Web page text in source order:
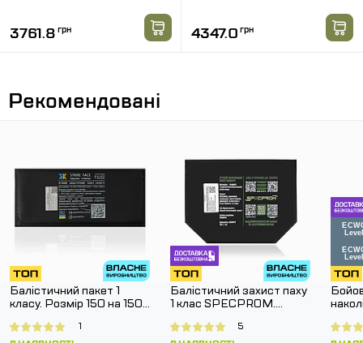
3761.8 грн 4347.0 грн
Рекомендовані
Балістичний пакет 1
класу. Розмір 150 на 150
1
Балістичний захист паху
1 клас SPECPROM.
5